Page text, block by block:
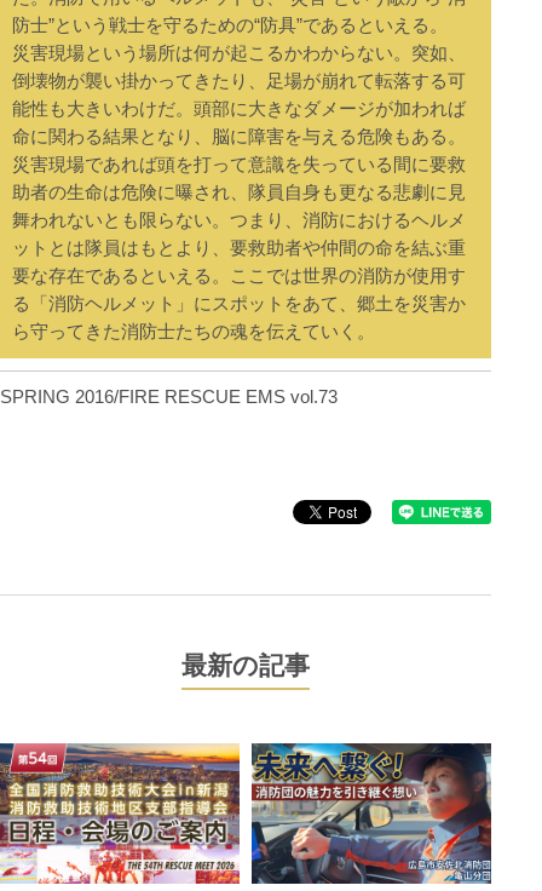
防士”という戦士を守るための“防具”であるといえる。
災害現場という場所は何が起こるかわからない。突如、
倒壊物が襲い掛かってきたり、足場が崩れて転落する可
能性も大きいわけだ。頭部に大きなダメージが加われば
命に関わる結果となり、脳に障害を与える危険もある。
災害現場であれば頭を打って意識を失っている間に要救
助者の生命は危険に曝され、隊員自身も更なる悲劇に見
舞われないとも限らない。つまり、消防におけるヘルメ
ットとは隊員はもとより、要救助者や仲間の命を結ぶ重
要な存在であるといえる。ここでは世界の消防が使用す
る「消防ヘルメット」にスポットをあて、郷土を災害か
ら守ってきた消防士たちの魂を伝えていく。
SPRING 2016/FIRE RESCUE EMS vol.73
最新の記事